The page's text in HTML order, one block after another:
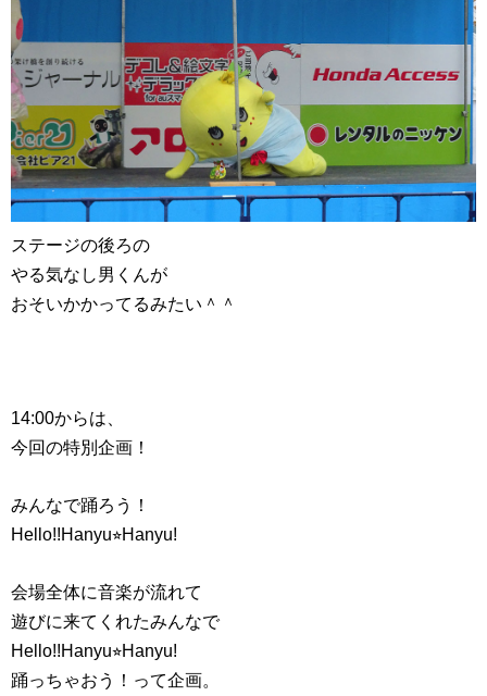
ステージの後ろの
やる気なし男くんが
おそいかかってるみたい＾＾
14:00からは、
今回の特別企画！
みんなで踊ろう！
Hello!!Hanyu⭐︎Hanyu!
会場全体に音楽が流れて
遊びに来てくれたみんなで
Hello!!Hanyu⭐︎Hanyu!
踊っちゃおう！って企画。